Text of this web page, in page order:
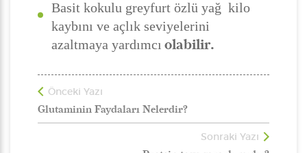
Basit kokulu greyfurt özlü yağ kilo
kaybını ve açlık seviyelerini
azaltmaya yardımcı olabilir.
Önceki Yazı
Glutaminin Faydaları Nelerdir?
Sonraki Yazı